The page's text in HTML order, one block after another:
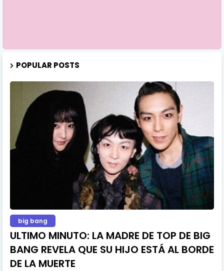
POPULAR POSTS
big bang
ULTIMO MINUTO: LA MADRE DE TOP DE BIG
BANG REVELA QUE SU HIJO ESTÁ AL BORDE
DE LA MUERTE